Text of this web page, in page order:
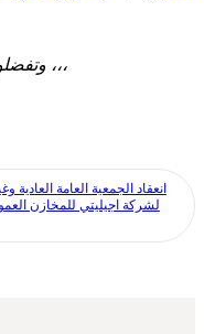
وتفضلوا بقبول فائق الاحترام ،،،
انعقاد الجمعية العامة العادية
لشركة اجيليتي للمخازن